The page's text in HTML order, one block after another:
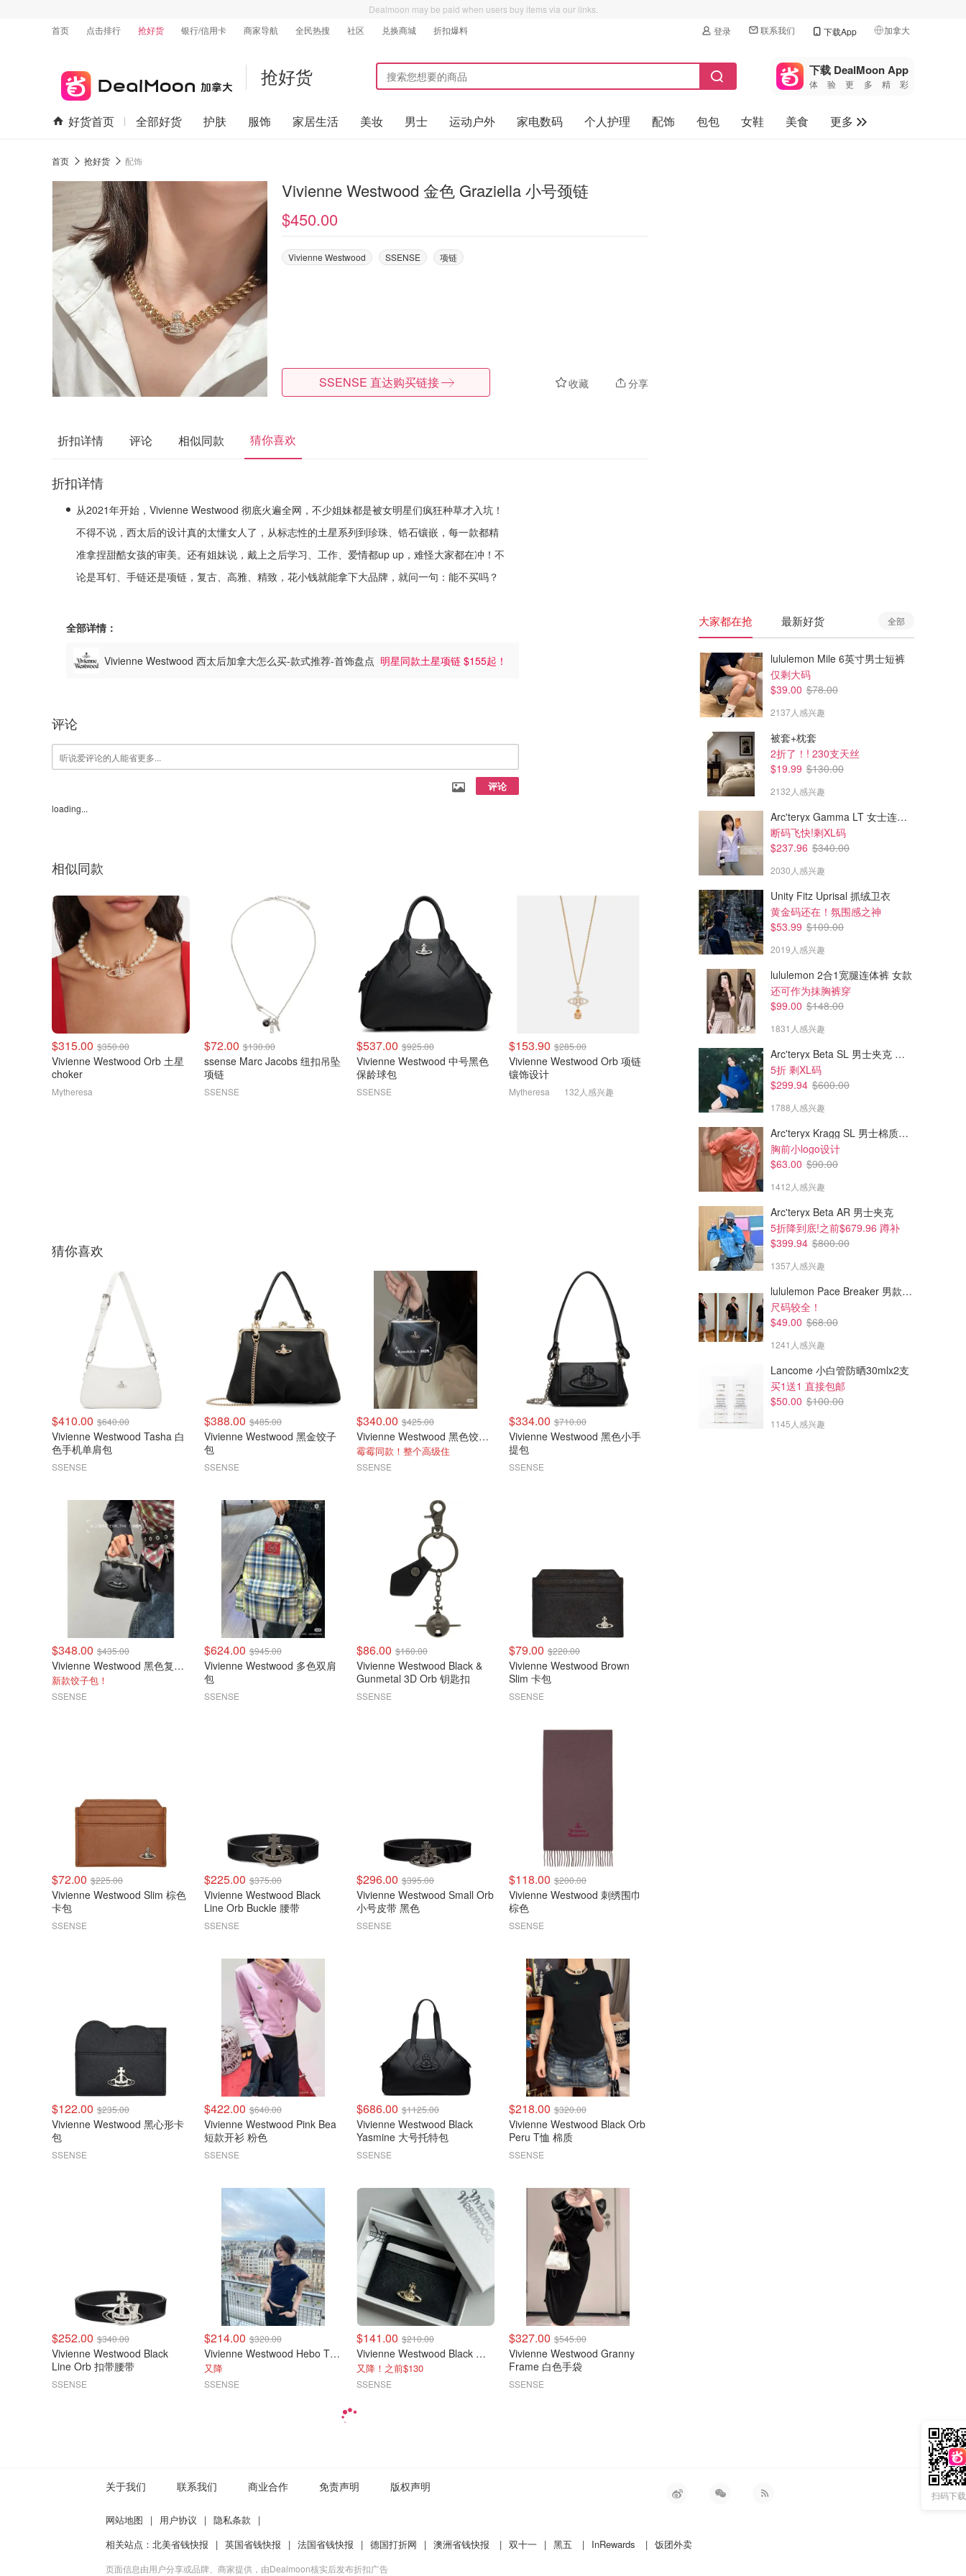
Dealmoon may be paid when users buy items via our links.
首页
点击排行 抢好货 银行/信用卡 商家导航 全民热搜 社区 兑换商城 折扣爆料 登录 联系我们 下载App 加拿大
🇺🇸
美国
🇨🇳中国
🇨🇦加拿大
抢好货 下载 DealMoon App
体验更多精彩
好货首页 全部好货 护肤 服饰 家居生活 美妆 男士 运动户外 家电数码 个人护理 配饰 包包 女鞋 美食
更多
首页 抢好货 配饰
Vivienne Westwood 金色 Graziella 小号颈链
$450.00
Vivienne Westwood SSENSE 项链
收藏 分享
SSENSE 直达购买链接
折扣详情 评论 相似同款 猜你喜欢
折扣详情
从2021年开始，Vivienne Westwood 彻底火遍全网，不少姐妹都是被女明星们疯狂种草才入坑！
不得不说，西太后的设计真的太懂女人了，从标志性的土星系列到珍珠、锆石镶嵌，每一款都精
准拿捏甜酷女孩的审美。还有姐妹说，戴上之后学习、工作、爱情都up up，难怪大家都在冲！不
论是耳钉、手链还是项链，复古、高雅、精致，花小钱就能拿下大品牌，就问一句：能不买吗？
全部详情：
Vivienne Westwood 西太后加拿大怎么买-款式推荐-首饰盘点 明星同款土星项链 $155起！
评论
评论
loading...
相似同款
$315.00 $350.00
Vivienne Westwood Orb 土星
choker
Mytheresa
$72.00 $130.00
ssense Marc Jacobs 纽扣吊坠
项链
SSENSE
$537.00 $925.00
Vivienne Westwood 中号黑色
保龄球包
SSENSE
$153.90 $285.00
Vivienne Westwood Orb 项链
镶饰设计
Mytheresa 132人感兴趣
$199.95 $325.00
Vivienne Westwood Thames Orb 项链 银色
Vivienne Westwood Pina 水晶
装饰项链
Mytheresa
猜你喜欢
$410.00 $640.00
Vivienne Westwood Tasha 白
色手机单肩包
SSENSE
$388.00 $485.00
Vivienne Westwood 黑金饺子
包
SSENSE
$340.00 $425.00
Vivienne Westwood 黑色饺子包
霉霉同款！整个高级住
SSENSE
$334.00 $710.00
Vivienne Westwood 黑色小手
提包
SSENSE
$348.00 $435.00
Vivienne Westwood 黑色复古手提包
新款饺子包！
SSENSE
$624.00 $945.00
Vivienne Westwood 多色双肩
包
SSENSE
$86.00 $160.00
Vivienne Westwood Black &
Gunmetal 3D Orb 钥匙扣
SSENSE
$79.00 $220.00
Vivienne Westwood Brown
Slim 卡包
SSENSE
$72.00 $225.00
Vivienne Westwood Slim 棕色
卡包
SSENSE
$225.00 $375.00
Vivienne Westwood Black
Line Orb Buckle 腰带
SSENSE
$296.00 $395.00
Vivienne Westwood Small Orb
小号皮带 黑色
SSENSE
$118.00 $200.00
Vivienne Westwood 刺绣围巾
棕色
SSENSE
$122.00 $235.00
Vivienne Westwood 黑心形卡
包
SSENSE
$422.00 $640.00
Vivienne Westwood Pink Bea
短款开衫 粉色
SSENSE
$686.00 $1125.00
Vivienne Westwood Black
Yasmine 大号托特包
SSENSE
$218.00 $320.00
Vivienne Westwood Black Orb
Peru T恤 棉质
SSENSE
$252.00 $340.00
Vivienne Westwood Black
Line Orb 扣带腰带
SSENSE
$214.00 $320.00
Vivienne Westwood Hebo T恤 深蓝色
又降
SSENSE
$141.00 $210.00
Vivienne Westwood Black 扁平卡包
又降！之前$130
SSENSE
$327.00 $545.00
Vivienne Westwood Granny
Frame 白色手袋
SSENSE
大家都在抢 最新好货 全部
lululemon Mile 6英寸男士短裤
仅剩大码
$39.00 $78.00
2137人感兴趣
被套+枕套
2折了！! 230支天丝
$19.99 $130.00
2132人感兴趣
Arc'teryx Gamma LT 女士连帽夹克
断码飞快!剩XL码
$237.96 $340.00
2030人感兴趣
Unity Fitz Uprisal 抓绒卫衣
黄金码还在！氛围感之神
$53.99 $109.00
2019人感兴趣
lululemon 2合1宽腿连体裤 女款
还可作为抹胸裤穿
$99.00 $148.00
1831人感兴趣
Arc'teryx Beta SL 男士夹克 黑色
5折 剩XL码
$299.94 $600.00
1788人感兴趣
Arc'teryx Kragg SL 男士棉质短袖T恤
胸前小logo设计
$63.00 $90.00
1412人感兴趣
Arc'teryx Beta AR 男士夹克
5折降到底!之前$679.96 蹲补
$399.94 $800.00
1357人感兴趣
lululemon Pace Breaker 男款短裤 7英寸
尺码较全！
$49.00 $68.00
1241人感兴趣
Lancome 小白管防晒30mlx2支
买1送1 直接包邮
$50.00 $100.00
1145人感兴趣
扫码下
关于我们 联系我们 商业合作 免责声明 版权声明
网站地图 | 用户协议 | 隐私条款
|
相关站点： 北美省钱快报 | 英国省钱快报 | 法国省钱快报 | 德国打折网 | 澳洲省钱快报 | 双十一 | 黑五 | InRewards | 饭团外卖
页面信息由用户分享或品牌、商家提供，由Dealmoon核实后发布折扣广告